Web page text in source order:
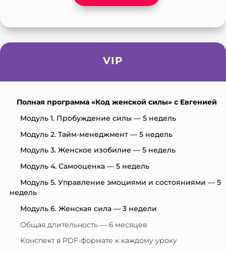
VIP
Полная программа «Код женской силы» с Евгенией
Модуль 1. Пробуждение силы — 5 недель
Модуль 2. Тайм-менеджмент — 5 недель
Модуль 3. Женское изобилие — 5 недель
Модуль 4. Самооценка — 5 недель
Модуль 5. Управление эмоциями и состояниями — 5
недель
Модуль 6. Женская сила — 3 недели
Общая длительность — 6 месяцев
Конспект в PDF-формате к каждому уроку